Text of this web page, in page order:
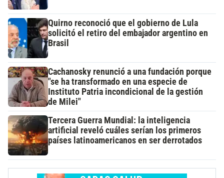
Quirno reconoció que el gobierno de Lula
solicitó el retiro del embajador argentino en
Brasil
Cachanosky renunció a una fundación porque
"se ha transformado en una especie de
Instituto Patria incondicional de la gestión
de Milei"
Tercera Guerra Mundial: la inteligencia
artificial reveló cuáles serían los primeros
países latinoamericanos en ser derrotados